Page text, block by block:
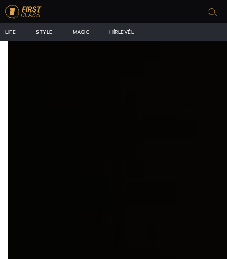
LIFE STYLE MAGIC HÍRLEVÉL